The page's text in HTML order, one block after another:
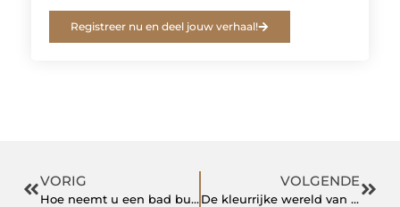
Registreer nu en deel jouw verhaal!
VORIG
Hoe neemt u een bad buiten: De voordelen van baden in de open lucht
VOLGENDE
De kleurrijke wereld van bloempotten: Hoe kiest u de juiste voor uw tuin